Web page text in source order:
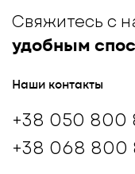
Свяжитесь с
удобным
Наши контакты
+38 050 800
+38 068 800